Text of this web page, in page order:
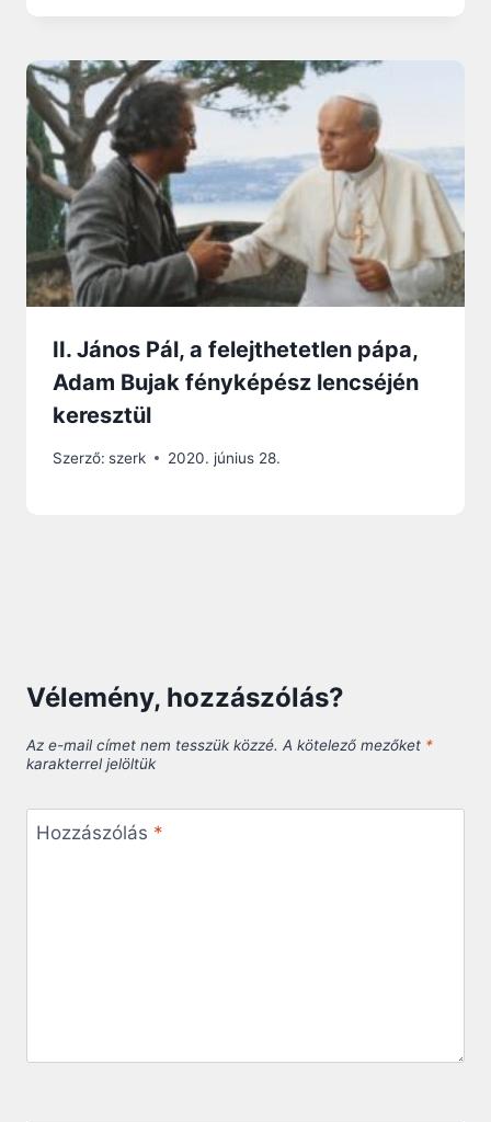
II. János Pál, a felejthetetlen pápa,
Adam Bujak fényképész lencséjén
keresztül
Szerző: szerk 2020. június 28.
Vélemény, hozzászólás?
Az e-mail címet nem tesszük közzé. A kötelező mezőket *
karakterrel jelöltük
Hozzászólás *